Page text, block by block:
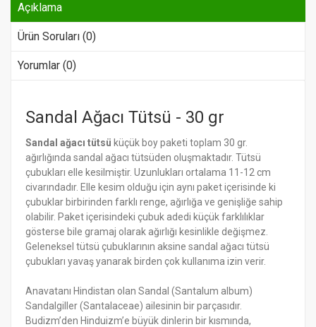
Açıklama
Ürün Soruları (0)
Yorumlar (0)
Sandal Ağacı Tütsü - 30 gr
Sandal ağacı tütsü küçük boy paketi toplam 30 gr.
ağırlığında sandal ağacı tütsüden oluşmaktadır. Tütsü
çubukları elle kesilmiştir. Uzunlukları ortalama 11-12 cm
civarındadır. Elle kesim olduğu için aynı paket içerisinde ki
çubuklar birbirinden farklı renge, ağırlığa ve genişliğe sahip
olabilir. Paket içerisindeki çubuk adedi küçük farklılıklar
gösterse bile gramaj olarak ağırlığı kesinlikle değişmez.
Geleneksel tütsü çubuklarının aksine sandal ağacı tütsü
çubukları yavaş yanarak birden çok kullanıma izin verir.
Anavatanı Hindistan olan Sandal (Santalum album)
Sandalgiller (Santalaceae) ailesinin bir parçasıdır.
Budizm’den Hinduizm’e büyük dinlerin bir kısmında,